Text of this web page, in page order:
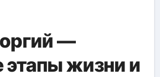
—
этапы жизни и